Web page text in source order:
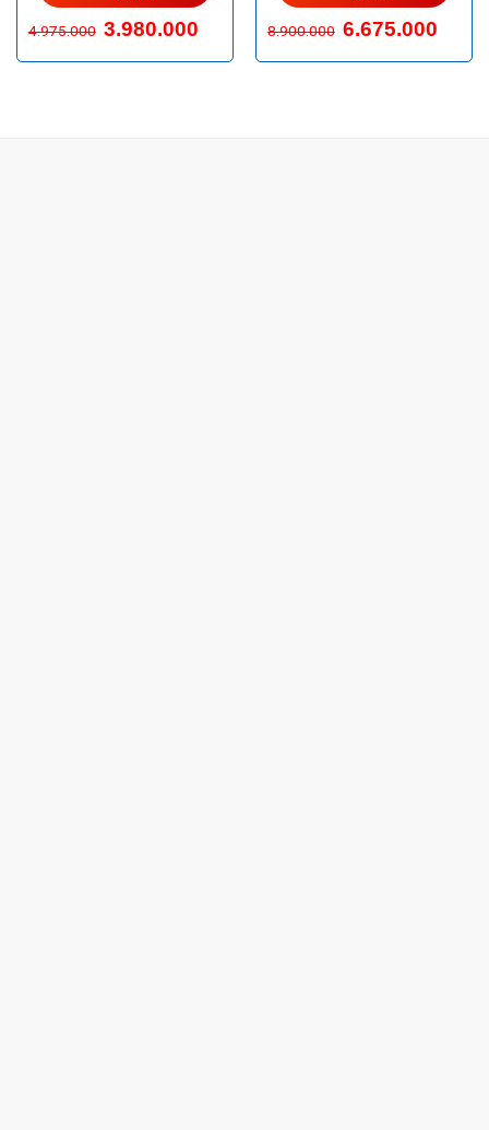
4.975.000 Giá
gốc
4.975.000VND.
3.980.000Giá
hiện
là:
8.900.000 Giá
gốc
8.900.000VND.
6.675.000Giá
hiện
là: